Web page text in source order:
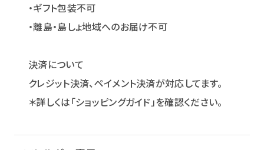
・ギフト包装不可
・離島・島しょ地域へのお届け不可
決済について
クレジット決済、ペイメント決済が対応してます。
＊詳しくは「ショッピングガイド」を確認ください。